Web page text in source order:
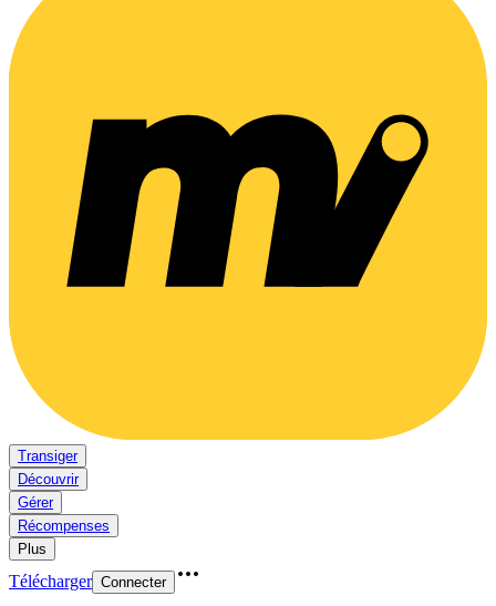
Transiger
Découvrir
Gérer
Récompenses
Plus
Télécharger Connecter